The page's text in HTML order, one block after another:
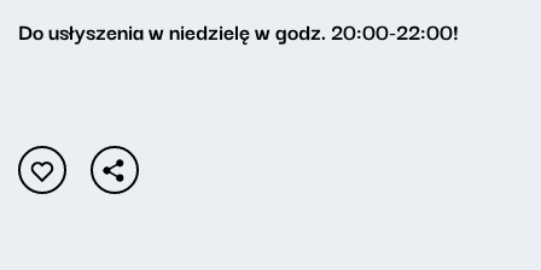
Do usłyszenia w niedzielę w godz. 20:00-22:00!